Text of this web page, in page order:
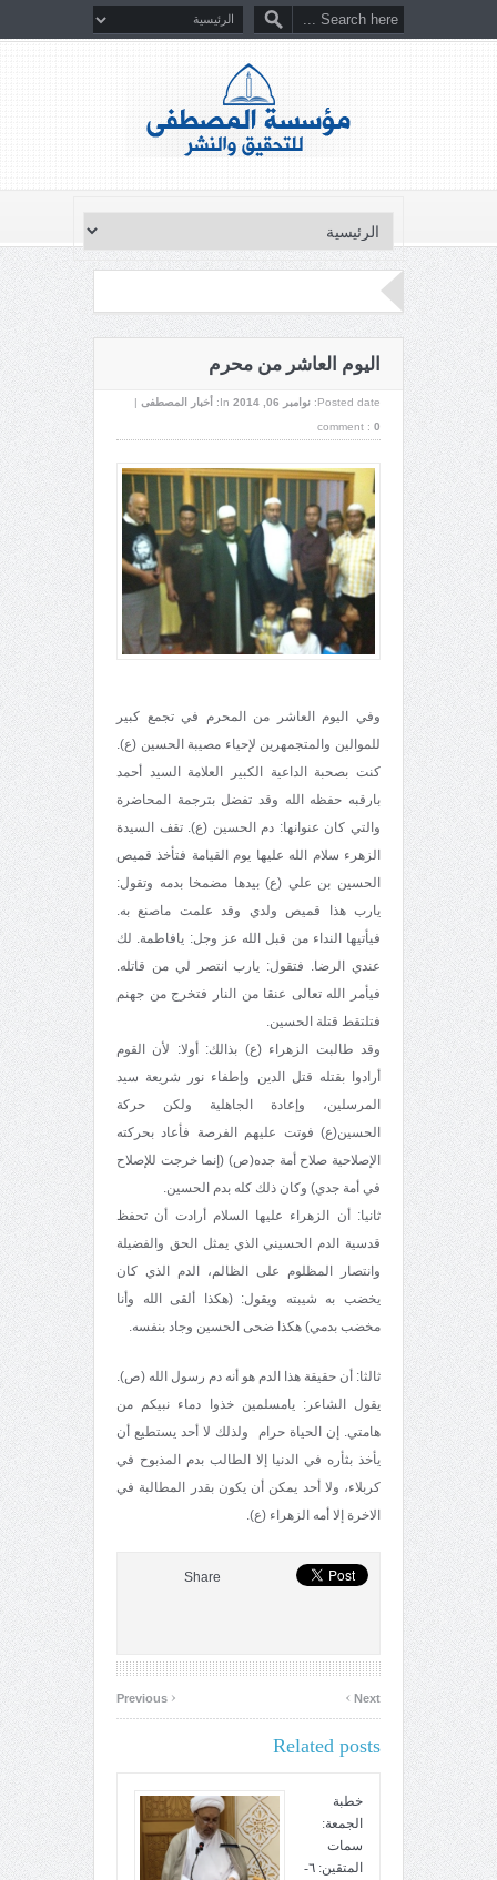
اليوم العاشر من محرم
Posted date: نوامبر 06, 2014 In: أخبار المصطفى |
comment : 0
وفي اليوم العاشر من المحرم في تجمع كبير
للموالين والمتجمهرين لإحياء مصيبة الحسين (ع).
كنت بصحبة الداعية الكبير العلامة السيد أحمد
بارقبه حفظه الله وقد تفضل بترجمة المحاضرة
والتي كان عنوانها: دم الحسين (ع). تقف السيدة
الزهرء سلام الله عليها يوم القيامة فتأخذ قميص
الحسين بن علي (ع) بيدها مضمخا بدمه وتقول:
يارب هذا قميص ولدي وقد علمت ماصنع به.
فيأتيها النداء من قبل الله عز وجل: يافاطمة. لك
عندي الرضا. فتقول: يارب انتصر لي من قاتله.
فيأمر الله تعالى عنقا من النار فتخرج من جهنم
فتلتقط قتلة الحسين.
وقد طالبت الزهراء (ع) بذالك: أولا: لأن القوم
أرادوا بقتله قتل الدين وإطفاء نور شريعة سيد
المرسلين، وإعادة الجاهلية ولكن حركة
الحسين(ع) فوتت عليهم الفرصة فأعاد بحركته
الإصلاحية صلاح أمة جده(ص) (إنما خرجت للإصلاح
في أمة جدي) وكان ذلك كله بدم الحسين.
ثانيا: أن الزهراء عليها السلام أرادت أن تحفظ
قدسية الدم الحسيني الذي يمثل الحق والفضيلة
وانتصار المظلوم على الظالم، الدم الذي كان
يخضب به شيبته ويقول: (هكذا ألقى الله وأنا
مخضب بدمي) هكذا ضحى الحسين وجاد بنفسه.
ثالثا: أن حقيقة هذا الدم هو أنه دم رسول الله (ص).
يقول الشاعر: يامسلمين خذوا دماء نبيكم من
هامتي. إن الحياة حرام ولذلك لا أحد يستطيع أن
يأخذ بثأره في الدنيا إلا الطالب بدم المذبوح في
كربلاء، ولا أحد يمكن أن يكون بقدر المطالبة في
الاخرة إلا أمه الزهراء (ع).
Share
‹ Next
›
Related posts
خطبة
الجمعة:
سمات
المتقين: ٦-